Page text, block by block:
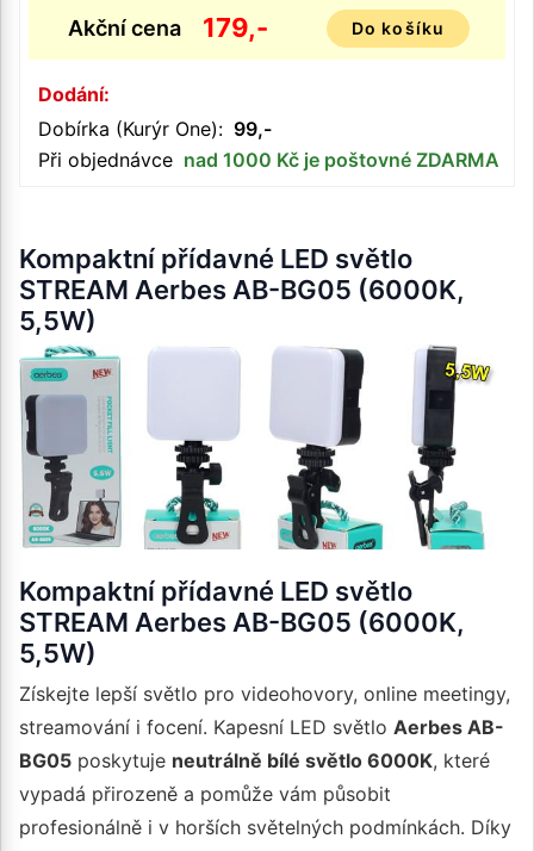
Akční cena 179,- Do košíku
Dodání:
Dobírka (Kurýr One): 99,-
Při objednávce nad 1000 Kč je poštovné ZDARMA
Kompaktní přídavné LED světlo
STREAM Aerbes AB-BG05 (6000K,
5,5W)
Kompaktní přídavné LED světlo
STREAM Aerbes AB-BG05 (6000K,
5,5W)
Získejte lepší světlo pro videohovory, online meetingy,
streamování i focení. Kapesní LED světlo Aerbes AB-
BG05 poskytuje neutrálně bílé světlo 6000K, které
vypadá přirozeně a pomůže vám působit
profesionálně i v horších světelných podmínkách. Díky